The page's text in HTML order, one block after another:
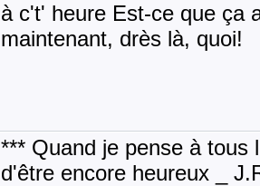
à c't' heure Est-ce que ça
maintenant, drès là, quoi!
*** Quand je pense à tous
d'être encore heureux _